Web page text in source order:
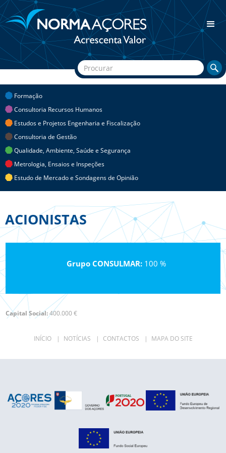
Formação
Consultoria Recursos Humanos
Estudos e Projetos Engenharia e Fiscalização
Consultoria de Gestão
Qualidade, Ambiente, Saúde e Segurança
Metrologia, Ensaios e Inspeções
Estudo de Mercado e Sondagens de Opinião
ACIONISTAS
Grupo CONSULMAR:100 %
Capital Social:400.000 €
INÍCIO | NOTÍCIAS | CONTACTOS | MAPA DO SITE